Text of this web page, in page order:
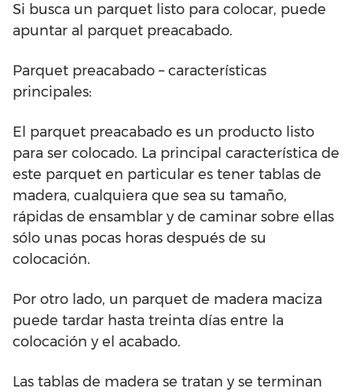
Si busca un parquet listo para colocar, puede
apuntar al parquet preacabado.
Parquet preacabado – características
principales:
El parquet preacabado es un producto listo
para ser colocado. La principal característica de
este parquet en particular es tener tablas de
madera, cualquiera que sea su tamaño,
rápidas de ensamblar y de caminar sobre ellas
sólo unas pocas horas después de su
colocación.
Por otro lado, un parquet de madera maciza
puede tardar hasta treinta días entre la
colocación y el acabado.
Las tablas de madera se tratan y se terminan